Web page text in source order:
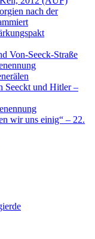
nach der
Von-Seeck-Straße
Seeckt und Hitler –
wir uns einig“ – 22.